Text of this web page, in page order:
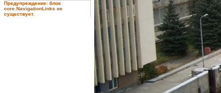
Предупреждение: блок
core.NavigationLinks не
существует.